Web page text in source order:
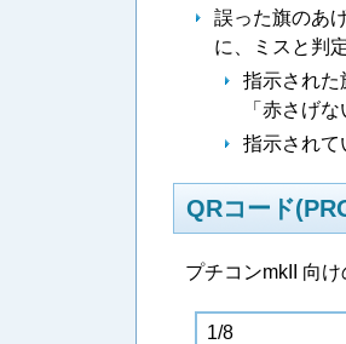
誤った旗のあ
に、ミスと判
指示された
「赤さげ
指示されて
QRコード
プチコンmkII 向け
1/8